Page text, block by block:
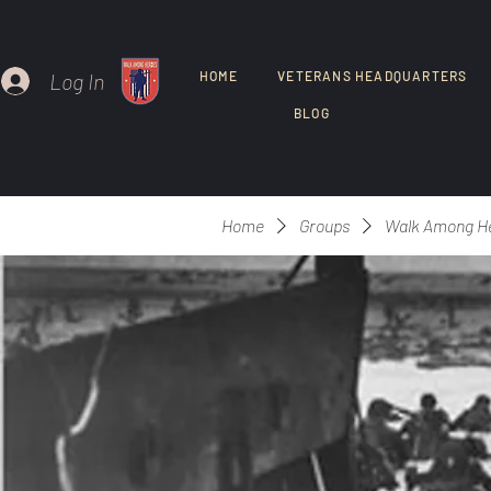
Log In HOME VETERANS HEADQUARTERS
BLOG
Home Groups Walk Among